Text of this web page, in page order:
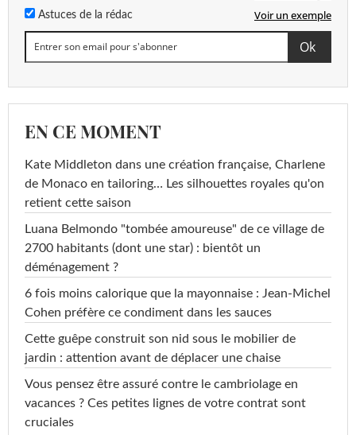
Astuces de la rédac Voir un exemple
EN CE MOMENT
Kate Middleton dans une création française, Charlene
de Monaco en tailoring… Les silhouettes royales qu'on
retient cette saison
Luana Belmondo "tombée amoureuse" de ce village de
2700 habitants (dont une star) : bientôt un
déménagement ?
6 fois moins calorique que la mayonnaise : Jean-Michel
Cohen préfère ce condiment dans les sauces
Cette guêpe construit son nid sous le mobilier de
jardin : attention avant de déplacer une chaise
Vous pensez être assuré contre le cambriolage en
vacances ? Ces petites lignes de votre contrat sont
cruciales